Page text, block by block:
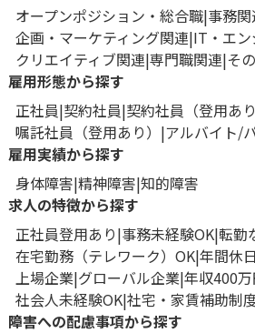
オープンポジション・総合職 事務関
企画・マーケティング関連 IT・エ
クリエイティブ関連 専門職関連 そ
雇用形態から探す
正社員 契約社員 契約社員（登用あり
嘱託社員（登用あり）
アルバイト/
雇用実績から探す
身体障害 精神障害 知的障害
求人の特徴から探す
正社員登用あり 事務未経験OK 転勤
在宅勤務（テレワーク）OK 年間休
上場企業 グローバル企業 年収400
社会人未経験OK 社宅・家賃補助制
障害への配慮事項から探す